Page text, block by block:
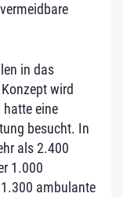
in das
wird
eine
besucht. In
als 2.400
1.000
ambulante